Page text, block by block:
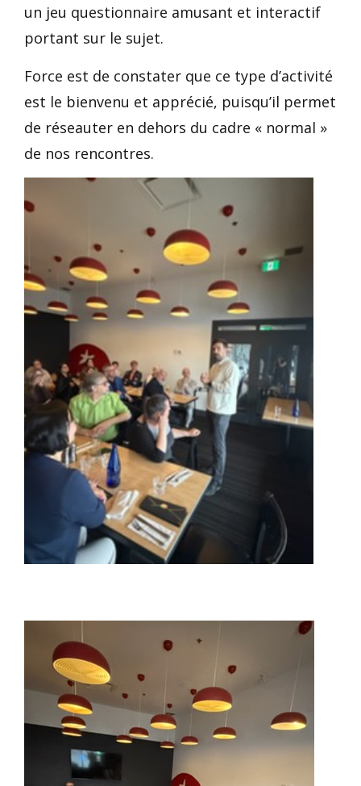
un jeu questionnaire amusant et interactif
portant sur le sujet.
Force est de constater que ce type d’activité
est le bienvenu et apprécié, puisqu’il permet
de réseauter en dehors du cadre « normal »
de nos rencontres.